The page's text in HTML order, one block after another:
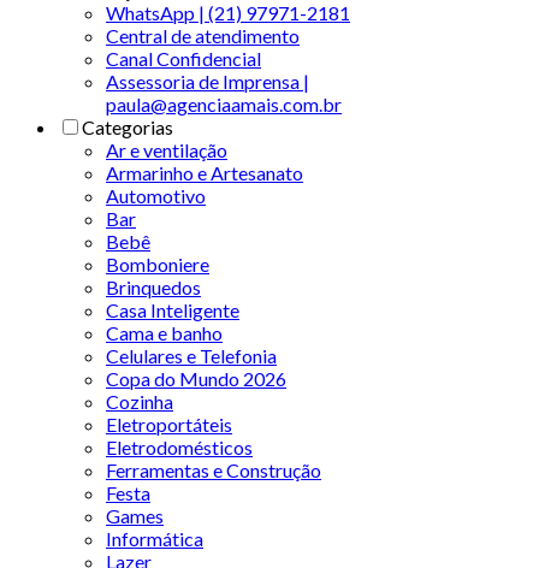
WhatsApp | (21) 97971-2181
Central de atendimento
Canal Confidencial
Assessoria de Imprensa |
paula@agenciaamais.com.br
Categorias
Ar e ventilação
Armarinho e Artesanato
Automotivo
Bar
Bebê
Bomboniere
Brinquedos
Casa Inteligente
Cama e banho
Celulares e Telefonia
Copa do Mundo 2026
Cozinha
Eletroportáteis
Eletrodomésticos
Ferramentas e Construção
Festa
Games
Informática
Lazer